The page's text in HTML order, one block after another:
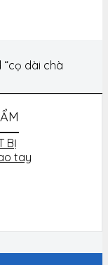
dài chà
BỊ
tay